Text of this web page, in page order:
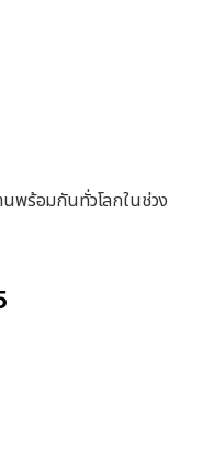
นพร้อมกันทั่วโลกในช่วง